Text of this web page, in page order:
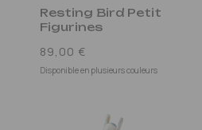
Resting Bird Petit
Figurines
Prix
habituel
89,00 €
Disponible en plusieurs couleurs